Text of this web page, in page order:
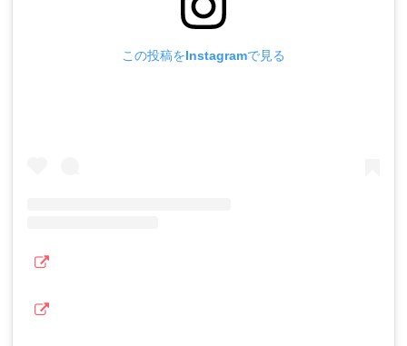
この投稿をInstagramで見る